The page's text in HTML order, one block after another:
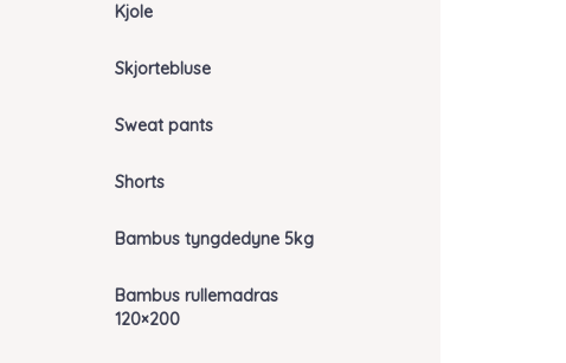
Kjole
Skjortebluse
Sweat pants
Shorts
Bambus tyngdedyne 5kg
Bambus rullemadras
120×200